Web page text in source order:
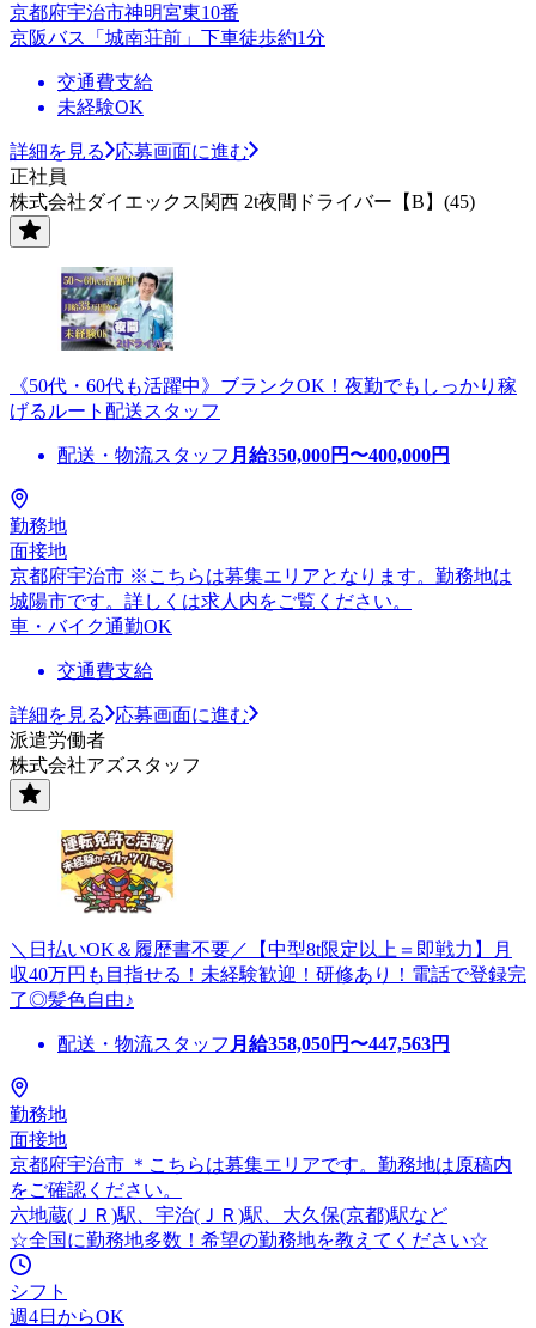
京都府宇治市神明宮東10番
京阪バス「城南荘前」下車徒歩約1分
交通費支給
未経験OK
詳細を見る
応募画面に進む
正社員
株式会社ダイエックス関西 2t夜間ドライバー【B】(45)
《50代・60代も活躍中》ブランクOK！夜勤でもしっかり稼
げるルート配送スタッフ
配送・物流スタッフ 月給350,000円〜400,000円
勤務地
面接地
京都府宇治市 ※こちらは募集エリアとなります。勤務地は
城陽市です。詳しくは求人内をご覧ください。
車・バイク通勤OK
交通費支給
詳細を見る
応募画面に進む
派遣労働者
株式会社アズスタッフ
＼日払いOK＆履歴書不要／【中型8t限定以上＝即戦力】月
収40万円も目指せる！未経験歓迎！研修あり！電話で登録完
了◎髪色自由♪
配送・物流スタッフ 月給358,050円〜447,563円
勤務地
面接地
京都府宇治市 ＊こちらは募集エリアです。勤務地は原稿内
をご確認ください。
六地蔵(ＪＲ)駅、宇治(ＪＲ)駅、大久保(京都)駅など
☆全国に勤務地多数！希望の勤務地を教えてください☆
シフト
週4日からOK